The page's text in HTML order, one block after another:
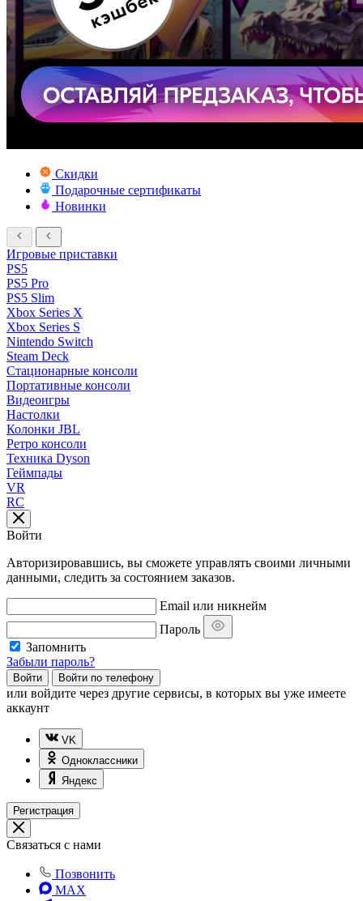
Скидки
Подарочные сертификаты
Новинки
Игровые приставки
PS5
PS5 Pro
PS5 Slim
Xbox Series X
Xbox Series S
Nintendo Switch
Steam Deck
Стационарные консоли
Портативные консоли
Видеоигры
Настолки
Колонки JBL
Ретро консоли
Техника Dyson
Геймпады
VR
RC
Войти
Авторизировавшись, вы сможете управлять своими личными
данными, следить за состоянием заказов.
Email или никнейм
Пароль
Запомнить
Забыли пароль?
Войти Войти по телефону
или войдите через другие сервисы, в которых вы уже имеете
аккаунт
VK
Одноклассники
Яндекс
Регистрация
Связаться с нами
Позвонить
MAX